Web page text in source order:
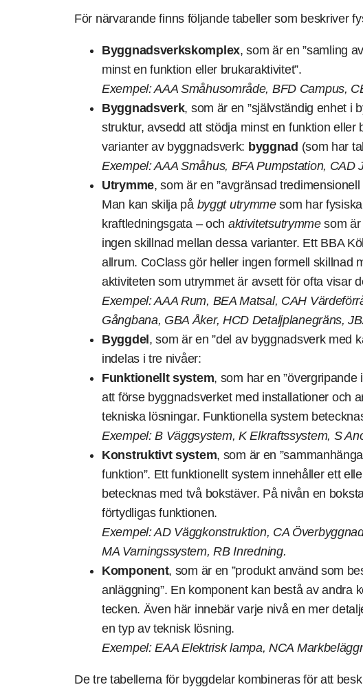
För närvarande finns följande tabeller som beskriver
Byggnadsverkskomplex, som är en ”samling
minst en funktion eller brukaraktivitet”.
Exempel: AAA Småhusområde, BFD Campus,
Byggnadsverk, som är en ”självständig enhet i
struktur, avsedd att stödja minst en funktion
varianter av byggnadsverk: byggnad (som har
Exempel: AAA Småhus, BFA Pumpstation, CAD
Utrymme, som är en ”avgränsad
Man kan skilja på byggt utrymmesom har
kraftledningsgata – och aktivitetsutrymmesom är
ingen skillnad mellan dessa varianter. Ett BBA
allrum. CoClass gör heller ingen formell skillnad
aktiviteten som utrymmet är avsett för ofta visar
Exempel: AAA Rum, BEA Matsal, CAH
Gångbana, GBA Åker, HCD Detaljplanegräns,
Byggdel , som är en ”del av byggnadsverk med
indelas i tre nivåer:
Funktionellt system, som har en
att förse byggnadsverket med installationer och
tekniska lösningar. Funktionella system
Exempel: B Väggsystem, K Elkraftssystem, S
Konstruktivt system, som är en
funktion”. Ett funktionellt system innehåller ett
betecknas med två bokstäver. På nivån en
förtydligas funktionen.
Exempel: AD Väggkonstruktion, CA
MA Varningssystem, RB Inredning.
Komponent, som är en ”produkt använd som
anläggning”. En komponent kan bestå av andra
tecken. Även här innebär varje nivå en mer
en typ av teknisk lösning.
Exempel: EAA Elektrisk lampa, NCA
De tre tabellerna för byggdelar kombineras för att